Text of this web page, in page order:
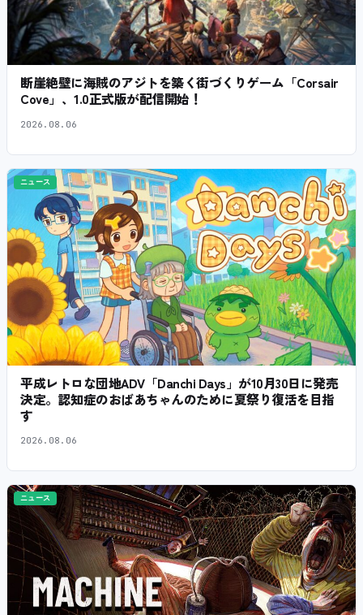
断崖絶壁に海賊のアジトを築く街づくりゲーム「Corsair
Cove」、1.0正式版が配信開始！
2026.08.06
ニュース
平成レトロな団地ADV「Danchi Days」が10月30日に発売
決定。認知症のおばあちゃんのために夏祭り復活を目指
す
2026.08.06
ニュース